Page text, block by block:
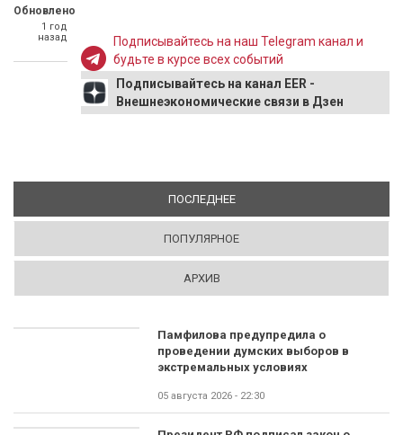
Обновлено
1 год
назад
Подписывайтесь на наш Telegram канал и
будьте в курсе всех событий
Подписывайтесь на канал EER -
Внешнеэкономические связи в Дзен
ПОСЛЕДНЕЕ(АКТИВНАЯ ВКЛАДКА)
ПОПУЛЯРНОЕ
АРХИВ
Памфилова предупредила о
проведении думских выборов в
экстремальных условиях
05 августа 2026 - 22:30